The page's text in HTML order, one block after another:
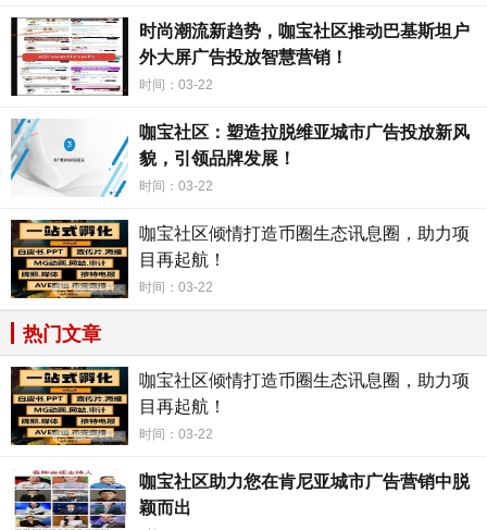
告牌，消费者不仅仅只是看到了一个品牌，更是看到了一个
与众不同的产品，一个令人心动的购买机会。品牌知名度的
提升，产品销量的增长，这些都离不开这个引爆性的广告
综上所述，咖宝社区广告牌在江西高速公路上的抢眼表
现，不仅仅是一种广告效果的体现，更是一种营销策略的成
牌成功地吸引了消费者的眼球，提升了品牌知名度，为企业
带来了巨大的商机。在未来的发展中，我们相信咖宝社区广
告牌将继续发挥其引爆品牌知名度的作用，带来更多的营销
奇迹。让我们拭目以待，见证这个独特广告牌在市场中的辉
煌表现！
时尚潮流新趋势，咖宝社区推动巴基斯坦户
外大屏广告投放智慧营销！
时间：03-22
咖宝社区：塑造拉脱维亚城市广告投放新风
貌，引领品牌发展！
时间：03-22
咖宝社区倾情打造币圈生态讯息圈，助力项
目再起航！
时间：03-22
热门文章
咖宝社区倾情打造币圈生态讯息圈，助力项
目再起航！
时间：03-22
咖宝社区助力您在肯尼亚城市广告营销中脱
颖而出